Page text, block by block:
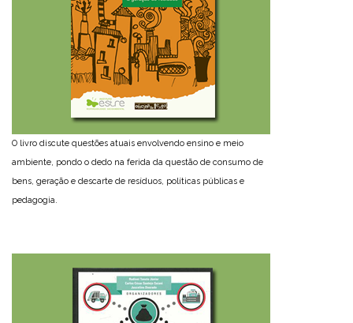
O livro discute questões atuais envolvendo ensino e meio
ambiente, pondo o dedo na ferida da questão de consumo de
bens, geração e descarte de resíduos, políticas públicas e
pedagogia.